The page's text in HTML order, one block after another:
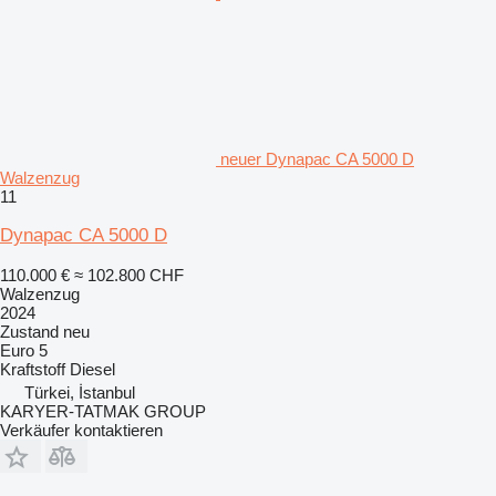
neuer Dynapac CA 5000 D
Walzenzug
11
Dynapac CA 5000 D
110.000 € ≈ 102.800 CHF
Walzenzug
2024
Zustand neu
Euro 5
Kraftstoff Diesel
Türkei, İstanbul
KARYER-TATMAK GROUP
Verkäufer kontaktieren